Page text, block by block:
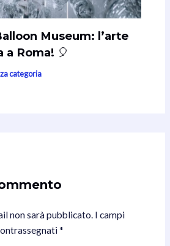
Museum: l’arte
Roma! 🎈
categoria
non sarà pubblicato. I campi
*